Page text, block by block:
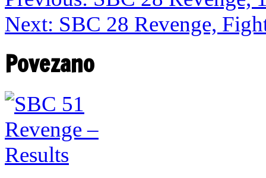
Next: SBC 28 Revenge,
Povezano